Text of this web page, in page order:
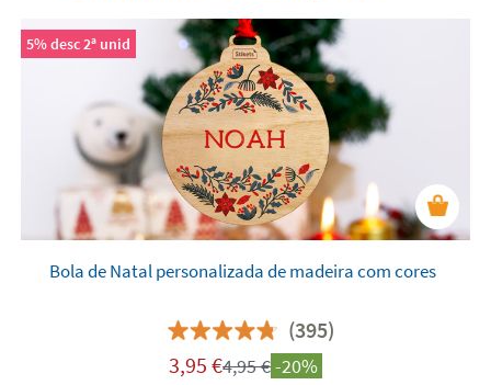
5% desc 2ª unid
Bola de Natal personalizada de madeira com cores
(395)
3,95 €4,95€-20%